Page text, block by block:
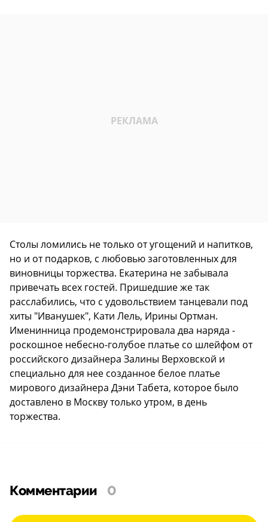
Столы ломились не только от угощений и напитков,
но и от подарков, с любовью заготовленных для
виновницы торжества. Екатерина не забывала
привечать всех гостей. Пришедшие же так
расслабились, что с удовольствием танцевали под
хиты "Иванушек", Кати Лель, Ирины Ортман.
Именинница продемонстрировала два наряда -
роскошное небесно-голубое платье со шлейфом от
российского дизайнера Залины Верховской и
специально для нее созданное белое платье
мирового дизайнера Дэни Табета, которое было
доставлено в Москву только утром, в день
торжества.
Комментарии 0